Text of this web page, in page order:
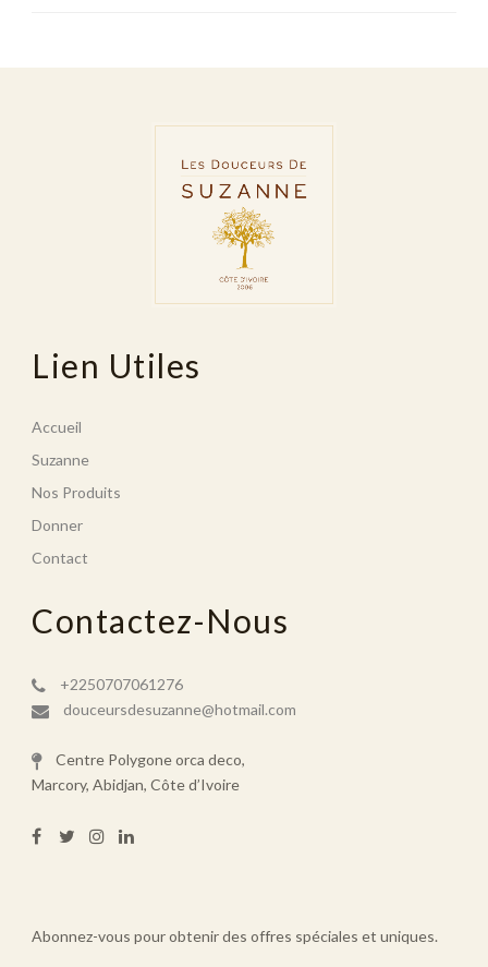
Lien Utiles
Accueil
Suzanne
Nos Produits
Donner
Contact
Contactez-Nous
+2250707061276
douceursdesuzanne@hotmail.com
Centre Polygone orca deco,
Marcory, Abidjan, Côte d’Ivoire
Abonnez-vous pour obtenir des offres spéciales et uniques.